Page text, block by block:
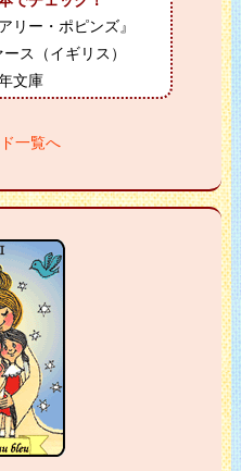
リー・ポピンズ』
ス（イギリス）
文庫
一覧へ